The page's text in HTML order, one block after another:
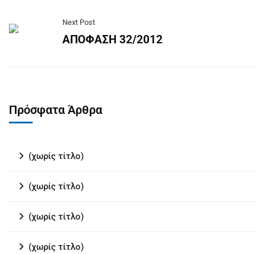
Next Post
ΑΠΟΦΑΣΗ 32/2012
Πρόσφατα Άρθρα
(χωρίς τίτλο)
(χωρίς τίτλο)
(χωρίς τίτλο)
(χωρίς τίτλο)